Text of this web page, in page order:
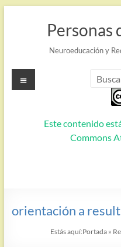
Personas
Neuroeducación y
Este contenido
Commons
Menú
orientación a
Estás aquí:Portada »